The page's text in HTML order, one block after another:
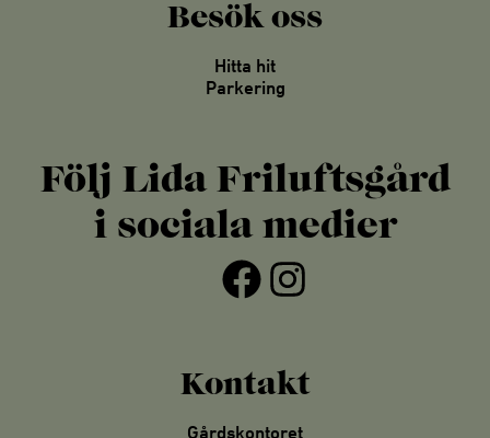
Besök oss
Hitta hit
Parkering
Följ Lida Friluftsgård
i sociala medier
Facebook Instagram
Kontakt
Gårdskontoret